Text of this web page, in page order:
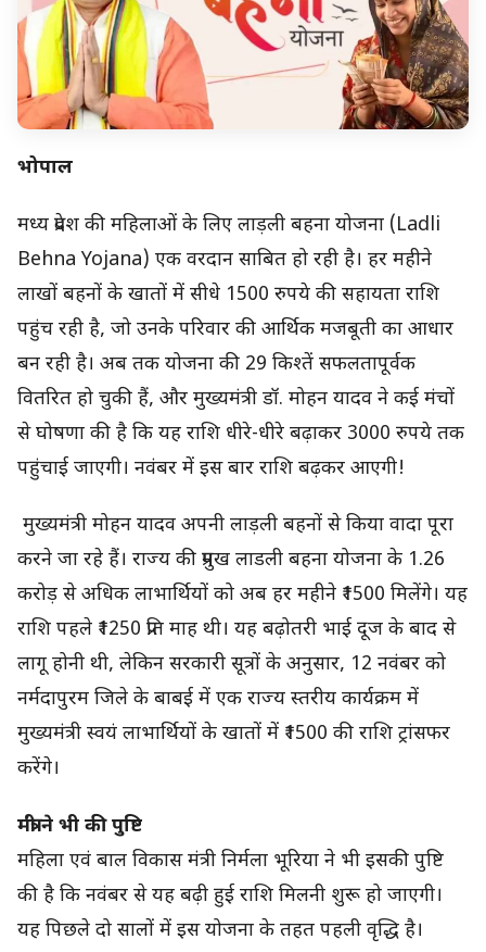
भोपाल
मध्य प्रदेश की महिलाओं के लिए लाड़ली बहना योजना (Ladli
Behna Yojana) एक वरदान साबित हो रही है। हर महीने
लाखों बहनों के खातों में सीधे 1500 रुपये की सहायता राशि
पहुंच रही है, जो उनके परिवार की आर्थिक मजबूती का आधार
बन रही है। अब तक योजना की 29 किश्तें सफलतापूर्वक
वितरित हो चुकी हैं, और मुख्यमंत्री डॉ. मोहन यादव ने कई मंचों
से घोषणा की है कि यह राशि धीरे-धीरे बढ़ाकर 3000 रुपये तक
पहुंचाई जाएगी। नवंबर में इस बार राशि बढ़कर आएगी!
मुख्यमंत्री मोहन यादव अपनी लाड़ली बहनों से किया वादा पूरा
करने जा रहे हैं। राज्य की प्रमुख लाडली बहना योजना के 1.26
करोड़ से अधिक लाभार्थियों को अब हर महीने ₹1500 मिलेंगे। यह
राशि पहले ₹1250 प्रति माह थी। यह बढ़ोतरी भाई दूज के बाद से
लागू होनी थी, लेकिन सरकारी सूत्रों के अनुसार, 12 नवंबर को
नर्मदापुरम जिले के बाबई में एक राज्य स्तरीय कार्यक्रम में
मुख्यमंत्री स्वयं लाभार्थियों के खातों में ₹1500 की राशि ट्रांसफर
करेंगे।
मंत्री ने भी की पुष्टि
महिला एवं बाल विकास मंत्री निर्मला भूरिया ने भी इसकी पुष्टि
की है कि नवंबर से यह बढ़ी हुई राशि मिलनी शुरू हो जाएगी।
यह पिछले दो सालों में इस योजना के तहत पहली वृद्धि है।